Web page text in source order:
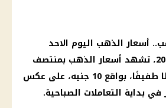
.. أسعار الذهب اليوم الاحد
، تشهد أسعار الذهب بمنتصف
10 جنيه، على عكس
بداية التعاملات الصباحية.